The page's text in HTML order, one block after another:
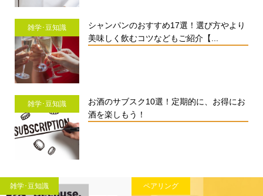
雑学･豆知識
シャンパンのおすすめ17選！選び方やより
美味しく飲むコツなどもご紹介【...
雑学･豆知識
お酒のサブスク10選！定期的に、お得にお
酒を楽しもう！
雑学･豆知識 ペアリング